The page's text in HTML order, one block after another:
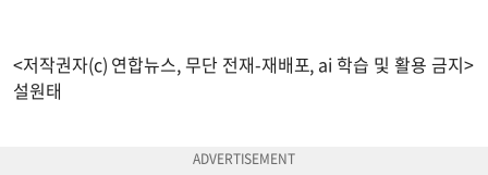
<저작권자(c) 연합뉴스, 무단 전재-재배포, ai 학습 및 활용 금지>
설원태